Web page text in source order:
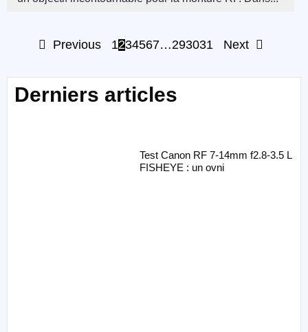
Previous 1234567…293031 Next
Derniers articles
Test Canon RF 7-14mm f2.8-3.5 L
FISHEYE : un ovni